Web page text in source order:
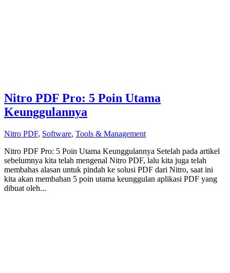
Nitro PDF Pro: 5 Poin Utama
Keunggulannya
Nitro PDF, Software, Tools & Management
Nitro PDF Pro: 5 Poin Utama Keunggulannya Setelah pada artikel
sebelumnya kita telah mengenal Nitro PDF, lalu kita juga telah
membahas alasan untuk pindah ke solusi PDF dari Nitro, saat ini
kita akan membahan 5 poin utama keunggulan aplikasi PDF yang
dibuat oleh...